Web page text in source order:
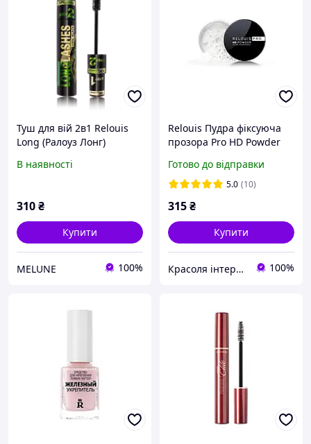
Туш для вій 2в1 Relouis
Long (Ралоуз Лонг)
В наявності
310₴
Купити
MELUNE 100%
Relouis Пудра фіксуюча
прозора Pro HD Powder
Готово до відправки
5.0 (10)
315₴
Купити
Красоля інтернет-магазин 100%